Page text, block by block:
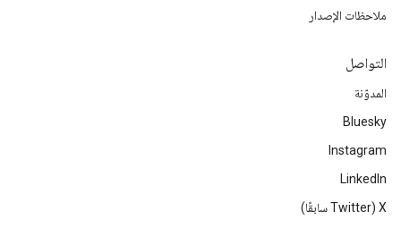
ملاحظات الإصدار
التواصل
المدوّنة
Bluesky
Instagram
LinkedIn
‫X ‏(Twitter سابقًا)